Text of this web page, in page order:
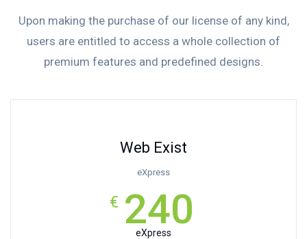
Upon making the purchase of our license of any kind,
users are entitled to access a whole collection of
premium features and predefined designs.
Web Exist
eXpress
€ 240
eXpress